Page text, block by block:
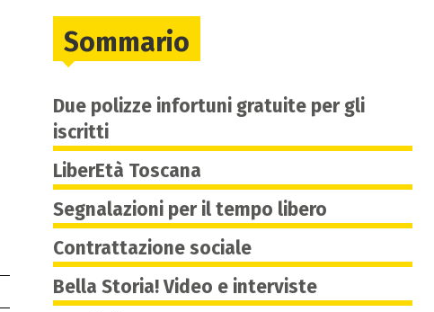
Sommario
Due polizze infortuni gratuite per gli
iscritti
LiberEtà Toscana
Segnalazioni per il tempo libero
Contrattazione sociale
Bella Storia! Video e interviste